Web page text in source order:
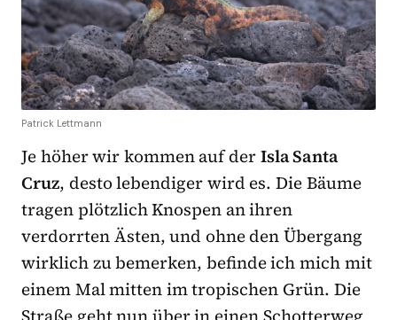
Patrick Lettmann
Je höher wir kommen auf derIsla Santa
Cruz, desto lebendiger wird es. Die Bäume
tragen plötzlich Knospen an ihren
verdorrten Ästen, und ohne den Übergang
wirklich zu bemerken, befinde ich mich mit
einem Mal mitten im tropischen Grün. Die